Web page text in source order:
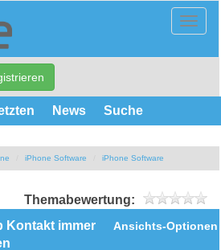
News Suche
iPhone Software iPhone Software
Themabewertung:
Ansichts-Optionen
Kontakt immer